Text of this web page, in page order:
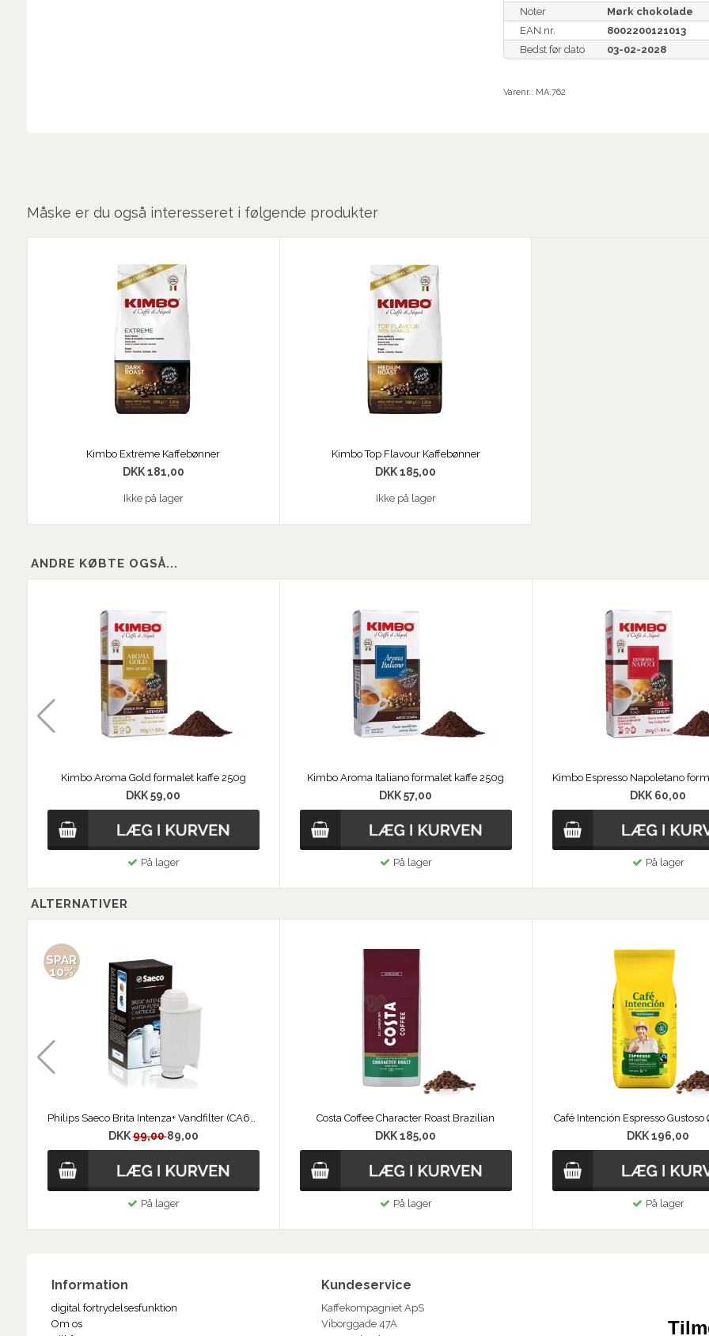
Noter
Mørk chokolade
EAN nr.
8002200121013
Bedst før dato
03-02-2028
Varenr.: MA.762
Måske er du også interesseret i følgende produkter
Kimbo Extreme Kaffebønner
DKK 181,00
Ikke på lager
Kimbo Top Flavour Kaffebønner
DKK 185,00
Ikke på lager
ANDRE KØBTE OGSÅ...
Kimbo Aroma Gold formalet kaffe 250g
DKK 59,00
På lager
Kimbo Aroma Italiano formalet kaffe 250g
DKK 57,00
På lager
DKK 60,00
På lager
ALTERNATIVER
SPAR
10%
Philips Saeco Brita Intenza+ Vandfilter (CA6702)
DKK99,0089,00
På lager
Costa Coffee Character Roast Brazilian
DKK 185,00
På lager
Café Intención Espresso
DKK 196,00
På lager
Information
digital fortrydelsesfunktion
Om os
Kundeservice
Kaffekompagniet ApS
Viborggade 47A